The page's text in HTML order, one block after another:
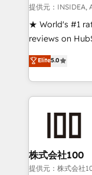
提供元：INSIDEA,
★ World's #1
reviews on
Certified
1,500+
First, RevOps-
Company of the Year
and build AI-
from week one, in
Onboarding:
Elite5.0
株式会社100
提供元：株式会社